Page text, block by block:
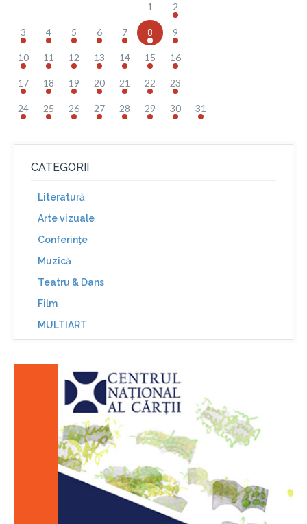
1 2
3 4 5 6 7 8 9
10 11 12 13 14 15 16
17 18 19 20 21 22 23
24 25 26 27 28 29 30 31
CATEGORII
Literatură
Arte vizuale
Conferinţe
Muzică
Teatru & Dans
Film
MULTIART